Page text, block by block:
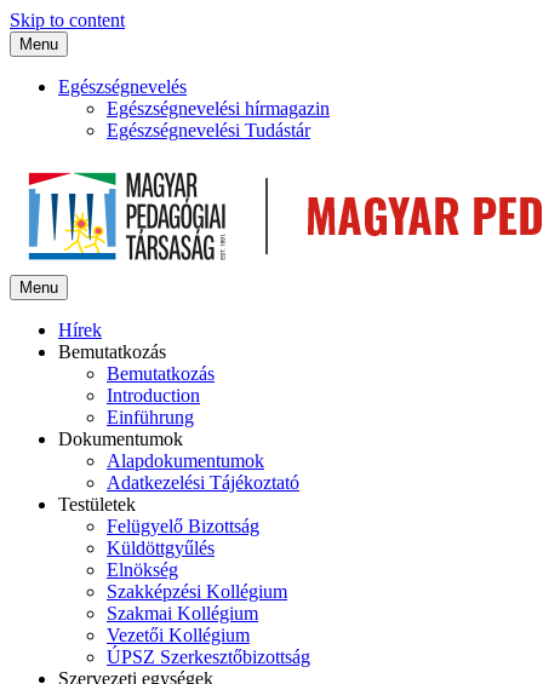
Skip to content
Menu
Egészségnevelés
Egészségnevelési hírmagazin
Egészségnevelési Tudástár
Menu
Hírek
Bemutatkozás
Bemutatkozás
Introduction
Einführung
Dokumentumok
Alapdokumentumok
Adatkezelési Tájékoztató
Testületek
Felügyelő Bizottság
Küldöttgyűlés
Elnökség
Szakképzési Kollégium
Szakmai Kollégium
Vezetői Kollégium
ÚPSZ Szerkesztőbizottság
Szervezeti egységek